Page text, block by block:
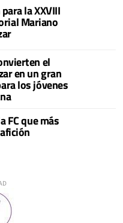
la XXVIII
Mariano
el
en un gran
los jóvenes
FC que más